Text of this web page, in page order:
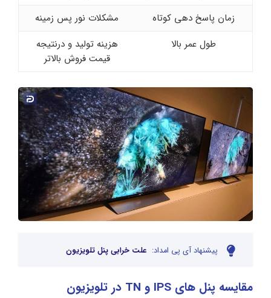
زمان پاسخ دهی کوتاه
مشکلات نور پس زمینه
طول عمر بالا
هزینه تولید و درنتیجه
قیمت فروش بالاتر
پیشنهاد آی پی امداد: علت خرابی پنل تلویزیون
مقایسه پنل های IPS و TN در تلویزیون